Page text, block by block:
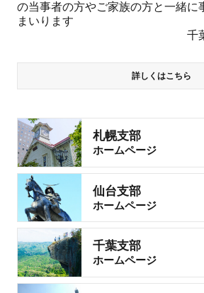
の当事者の方やご家族の方と一緒に
まいります
千
詳しくはこちら
札幌支部
ホームページ
仙台支部
ホームページ
千葉支部
ホームページ